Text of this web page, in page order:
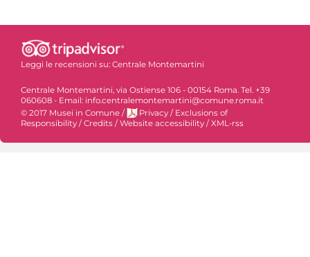
Leggi le recensioni su: Centrale Montemartini
Centrale Montemartini, via Ostiense 106 - 00154 Roma. Tel. +39
060608 - Email: info.centralemontemartini@comune.roma.it
© 2017 Musei in Comune / Privacy / Exclusions of
Responsibility /Credits /Website accessibility /XML-rss